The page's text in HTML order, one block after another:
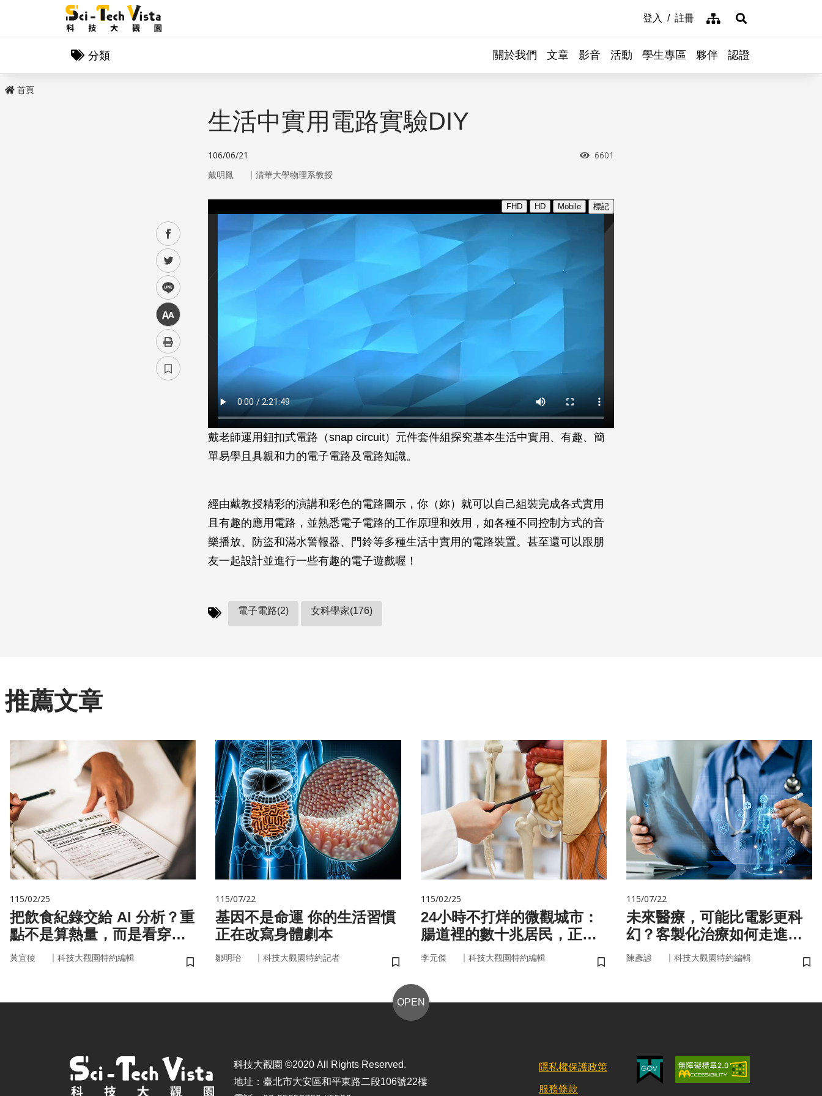
登入 註冊 網站導覽展開搜尋
分類 關於我們 文章 影音 活動 學生專區 夥伴 認證
首頁
facebook
twitter
line
中
生活中實用電路實驗DIY
106/06/21 瀏覽次數
6601
戴明鳳 ｜ 清華大學物理系教授
戴老師運用鈕扣式電路（snap circuit）元件套件組探究基本生活中實用、有趣、簡
單易學且具親和力的電子電路及電路知識。
經由戴教授精彩的演講和彩色的電路圖示，你（妳）就可以自己組裝完成各式實用
且有趣的應用電路，並熟悉電子電路的工作原理和效用，如各種不同控制方式的音
樂播放、防盜和滿水警報器、門鈴等多種生活中實用的電路裝置。甚至還可以跟朋
友一起設計並進行一些有趣的電子遊戲喔！
電子電路(2) 女科學家(176)
推薦文章
115/02/25
把飲食紀錄交給 AI 分析？重
點不是算熱量，而是看穿你
的「飲食習慣」
黃宜稜 ｜ 科技大觀園特約編輯
儲存書籤
115/07/22
基因不是命運 你的生活習慣
正在改寫身體劇本
鄒明珆 ｜ 科技大觀園特約記者
儲存書籤
115/02/25
24小時不打烊的微觀城市：
腸道裡的數十兆居民，正悄
悄掌管你的大腦與健康
李元傑 ｜ 科技大觀園特約編輯
儲存書籤
115/07/22
未來醫療，可能比電影更科
幻？客製化治療如何走進真
實世界
陳彥諺 ｜ 科技大觀園特約編輯
儲
OPEN
科技大觀園 ©2020 All Rights Reserved.
地址：臺北市大安區和平東路二段106號22樓
隱私權保護政策
服務條款